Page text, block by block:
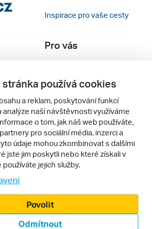
Inspirace pro vaše cesty
Pro vás
Kontakty
Nastavení cookies
Mobilní verze webu
analýze naší návštěvnosti využíváme
o tom, jak náš web používáte,
údaje mohou zkombinovat s dalšími
Odmítnout
Povolit